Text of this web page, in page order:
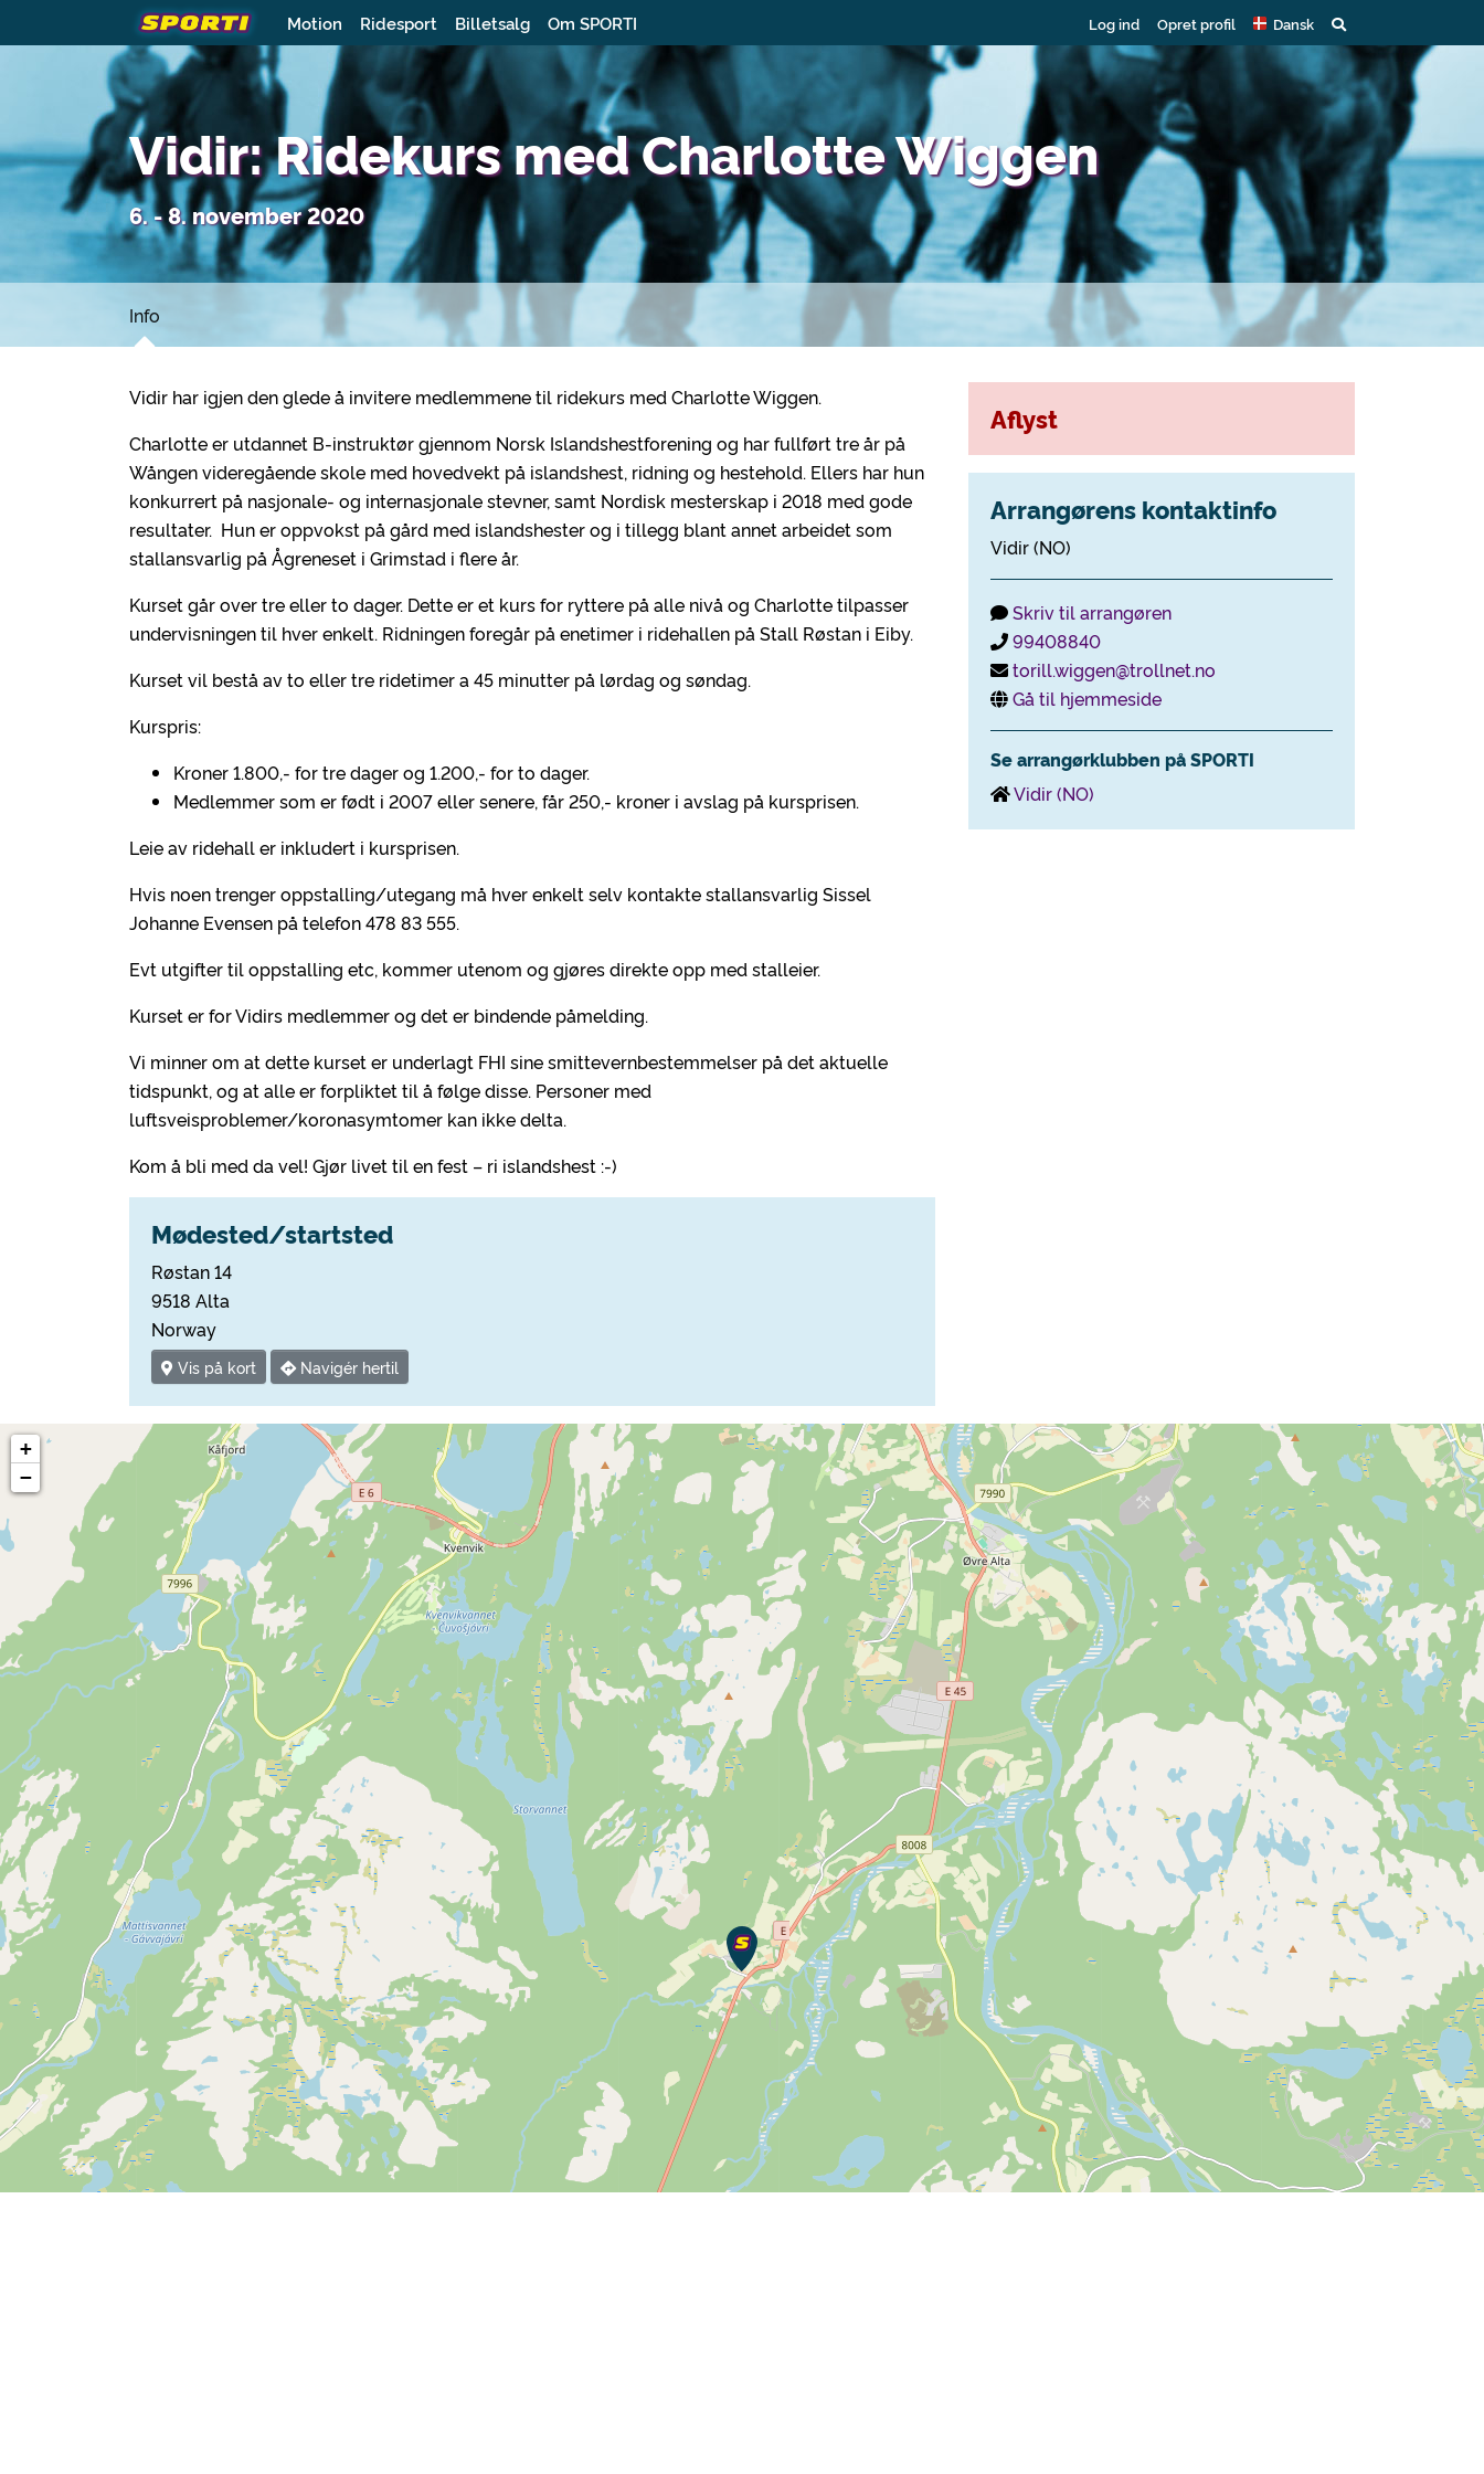
Motion Ridesport Billetsalg Om SPORTI Log ind Opret profil Dansk
Vidir: Ridekurs med Charlotte Wiggen
6. - 8. november 2020
Info
Vidir har igjen den glede å invitere medlemmene til ridekurs med Charlotte Wiggen.
Charlotte er utdannet B-instruktør gjennom Norsk Islandshestforening og har fullført tre år på
Wången videregående skole med hovedvekt på islandshest, ridning og hestehold. Ellers har hun
konkurrert på nasjonale- og internasjonale stevner, samt Nordisk mesterskap i 2018 med gode
resultater. Hun er oppvokst på gård med islandshester og i tillegg blant annet arbeidet som
stallansvarlig på Ågreneset i Grimstad i flere år.
Kurset går over tre eller to dager. Dette er et kurs for ryttere på alle nivå og Charlotte tilpasser
undervisningen til hver enkelt. Ridningen foregår på enetimer i ridehallen på Stall Røstan i Eiby.
Kurset vil bestå av to eller tre ridetimer a 45 minutter på lørdag og søndag.
Kurspris:
Kroner 1.800,- for tre dager og 1.200,- for to dager.
Medlemmer som er født i 2007 eller senere, får 250,- kroner i avslag på kursprisen.
Leie av ridehall er inkludert i kursprisen.
Hvis noen trenger oppstalling/utegang må hver enkelt selv kontakte stallansvarlig Sissel
Johanne Evensen på telefon 478 83 555.
Evt utgifter til oppstalling etc, kommer utenom og gjøres direkte opp med stalleier.
Kurset er for Vidirs medlemmer og det er bindende påmelding.
Vi minner om at dette kurset er underlagt FHI sine smittevernbestemmelser på det aktuelle
tidspunkt, og at alle er forpliktet til å følge disse. Personer med
luftsveisproblemer/koronasymtomer kan ikke delta.
Kom å bli med da vel! Gjør livet til en fest – ri islandshest :-)
Mødested/startsted
Røstan 14
9518 Alta
Norway
Vis på kort Navigér hertil
Aflyst
Arrangørens kontaktinfo
Vidir (NO)
Skriv til arrangøren
99408840
torill.wiggen@trollnet.no
Gå til hjemmeside
Se arrangørklubben på SPORTI
Vidir (NO)
+
−